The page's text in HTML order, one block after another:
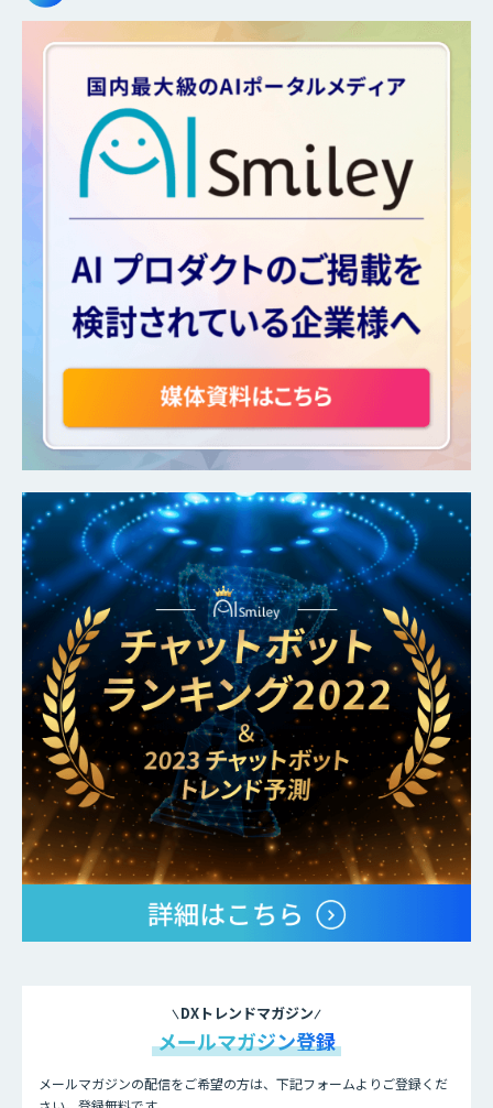
DXトレンドマガジン
メールマガジン登録
メールマガジンの配信をご希望の方は、下記フォームよりご登録くだ